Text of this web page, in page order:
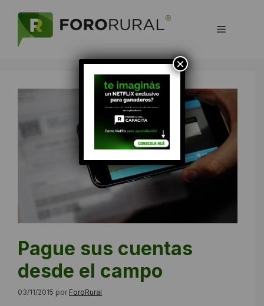
contenido
Menú
Pague sus cuentas
desde el campo
03/11/2015 por ForoRural
×